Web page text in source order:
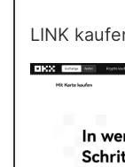
LINK